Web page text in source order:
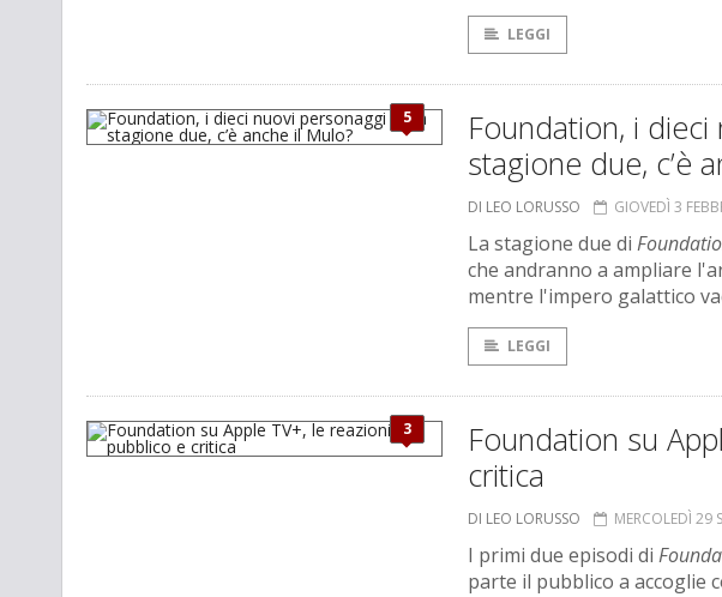
LEGGI
5
Foundation, i
stagione due, c’è
DI LEO LORUSSO GIOVEDÌ 3
La stagione due di
che andranno a ampliare
mentre l'impero galattico
LEGGI
3
Foundation su
critica
DI LEO LORUSSO MERCOLEDÌ 29
I primi due episodi di
parte il pubblico a accoglie